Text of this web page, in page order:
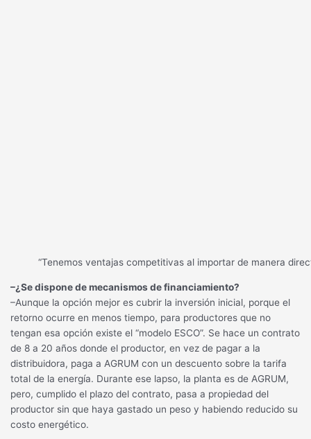
“Tenemos ventajas competitivas al importar de manera
–¿Se dispone de mecanismos de financiamiento?
–Aunque la opción mejor es cubrir la inversión inicial, porque el
retorno ocurre en menos tiempo, para productores que no
tengan esa opción existe el “modelo ESCO”. Se hace un contrato
de 8 a 20 años donde el productor, en vez de pagar a la
distribuidora, paga a AGRUM con un descuento sobre la tarifa
total de la energía. Durante ese lapso, la planta es de AGRUM,
pero, cumplido el plazo del contrato, pasa a propiedad del
productor sin que haya gastado un peso y habiendo reducido su
costo energético.